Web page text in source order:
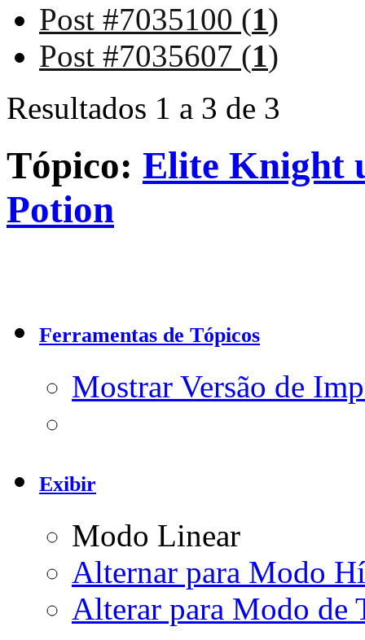
Post #7035100 (1)
Post #7035607 (1)
Resultados 1 a 3 de 3
Tópico: Elite Knight
Potion
Ferramentas de Tópicos
Mostrar Versão de
Exibir
Modo Linear
Alternar para Modo
Alterar para Modo de